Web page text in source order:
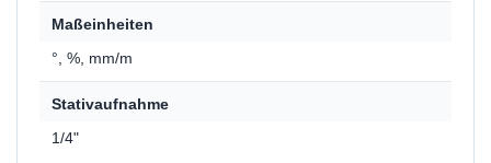
Maßeinheiten
°, %, mm/m
Stativaufnahme
1/4"